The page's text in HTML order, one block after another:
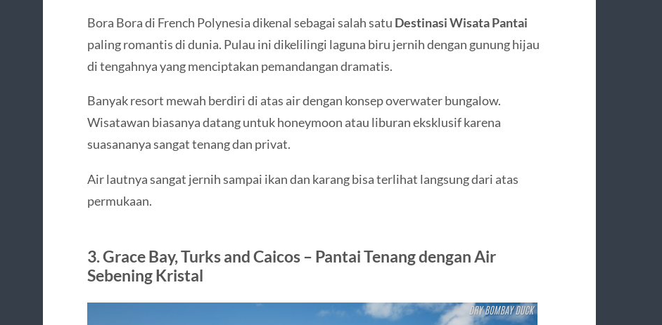
Bora Bora di French Polynesia dikenal sebagai salah satu Destinasi Wisata Pantai
paling romantis di dunia. Pulau ini dikelilingi laguna biru jernih dengan gunung hijau
di tengahnya yang menciptakan pemandangan dramatis.
Banyak resort mewah berdiri di atas air dengan konsep overwater bungalow.
Wisatawan biasanya datang untuk honeymoon atau liburan eksklusif karena
suasananya sangat tenang dan privat.
Air lautnya sangat jernih sampai ikan dan karang bisa terlihat langsung dari atas
permukaan.
3. Grace Bay, Turks and Caicos – Pantai Tenang dengan Air
Sebening Kristal